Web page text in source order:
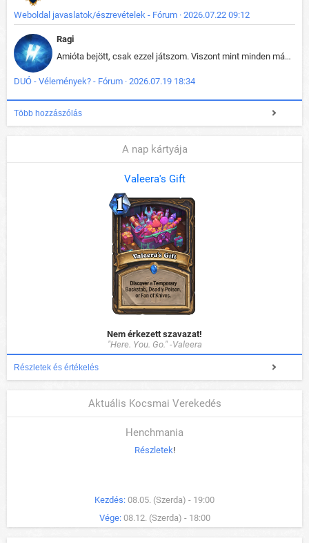
Weboldal javaslatok/észrevételek - Fórum · 2026.07.22 09:12
Ragi
Amióta bejött, csak ezzel játszom. Viszont mint minden más - akár az alapjáték is, ez is baromira összetett lett. Néha már pár kör után is esélytelen az egész. Vagy irreállisan túltápol valaki, vagy lelép a partner, vagy csak hülye mint a segg. És amikor eljönne az én időm, na akkor jön el mindenki másé is. Engem jobban érdekelne, hogy ki milyen ratingen szokott játszani. Na ez lenne egy érdekes adat.
DUÓ - Vélemények? - Fórum · 2026.07.19 18:34
Több hozzászólás
A nap kártyája
Valeera's Gift
Nem érkezett szavazat!
"Here. You. Go." -Valeera
Részletek és értékelés
Aktuális Kocsmai Verekedés
Henchmania
Részletek!
Kezdés: 08.05. (Szerda) - 19:00
Vége: 08.12. (Szerda) - 18:00